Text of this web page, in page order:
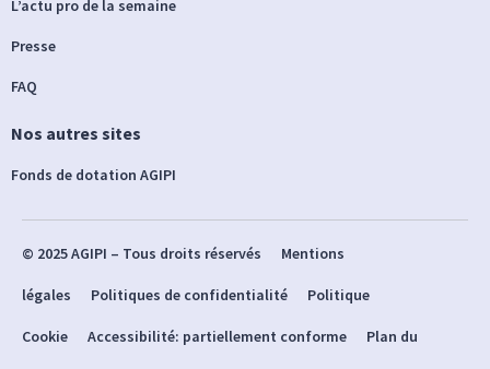
L’actu pro de la semaine
Presse
FAQ
Nos autres sites
Fonds de dotation AGIPI
© 2025 AGIPI – Tous droits réservés Mentions
légales Politiques de confidentialité Politique
Cookie Accessibilité: partiellement conforme Plan du